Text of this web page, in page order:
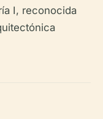
I, reconocida